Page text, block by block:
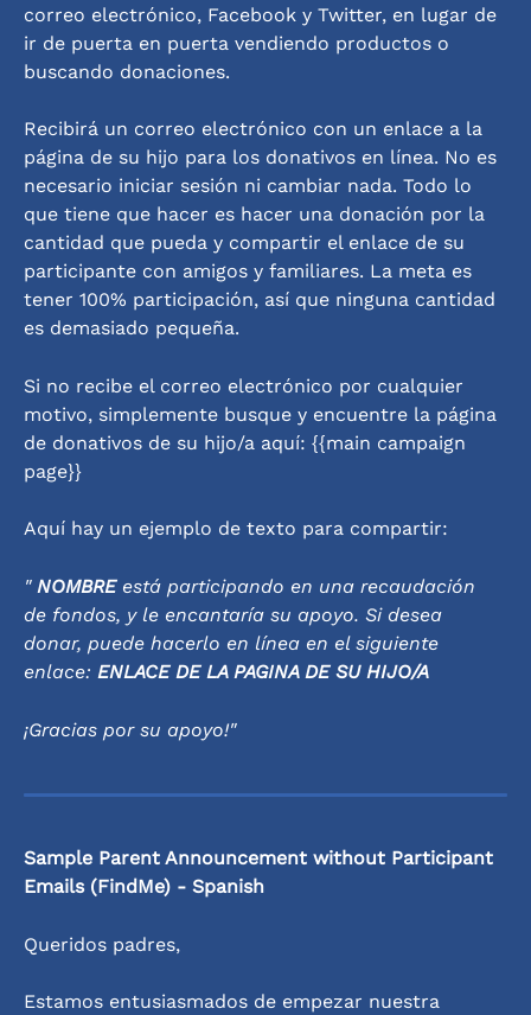
correo electrónico, Facebook y Twitter, en lugar de
ir de puerta en puerta vendiendo productos o
buscando donaciones.
Recibirá un correo electrónico con un enlace a la
página de su hijo para los donativos en línea. No es
necesario iniciar sesión ni cambiar nada. Todo lo
que tiene que hacer es hacer una donación por la
cantidad que pueda y compartir el enlace de su
participante con amigos y familiares. La meta es
tener 100% participación, así que ninguna cantidad
es demasiado pequeña.
Si no recibe el correo electrónico por cualquier
motivo, simplemente busque y encuentre la página
de donativos de su hijo/a aquí: {{main campaign
page}}
Aquí hay un ejemplo de texto para compartir:
" NOMBRE está participando en una recaudación
de fondos, y le encantaría su apoyo. Si desea
donar, puede hacerlo en línea en el siguiente
enlace: ENLACE DE LA PAGINA DE SU HIJO/A
¡Gracias por su apoyo!"
Sample Parent Announcement without Participant
Emails (FindMe) - Spanish
Queridos padres,
Estamos entusiasmados de empezar nuestra